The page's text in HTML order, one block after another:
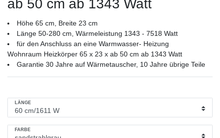
ab 50 cm ab 1343 Watt
Höhe 65 cm, Breite 23 cm
Länge 50-280 cm, Wärmeleistung 1343 - 7518 Watt
für den Anschluss an eine Warmwasser- Heizung
Wohnraum Heizkörper 65 x 23 x ab 50 cm ab 1343 Watt
Garantie 30 Jahre auf Wärmetauscher, 10 Jahre übrige Teile
LÄNGE
FARBE